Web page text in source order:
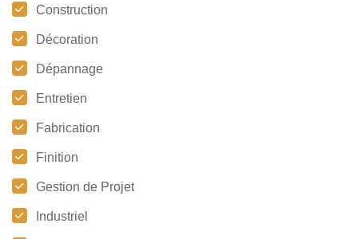
Construction
Décoration
Dépannage
Entretien
Fabrication
Finition
Gestion de Projet
Industriel